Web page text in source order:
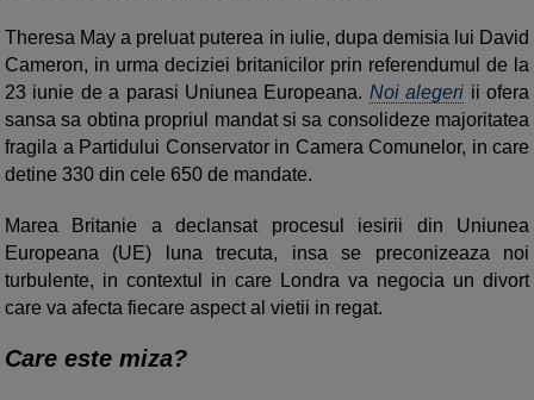
Theresa May a preluat puterea in iulie, dupa demisia lui David
Cameron, in urma deciziei britanicilor prin referendumul de la
23 iunie de a parasi Uniunea Europeana. Noi alegeri ii ofera
sansa sa obtina propriul mandat si sa consolideze majoritatea
fragila a Partidului Conservator in Camera Comunelor, in care
detine 330 din cele 650 de mandate.
Marea Britanie a declansat procesul iesirii din Uniunea
Europeana (UE) luna trecuta, insa se preconizeaza noi
turbulente, in contextul in care Londra va negocia un divort
care va afecta fiecare aspect al vietii in regat.
Care este miza?